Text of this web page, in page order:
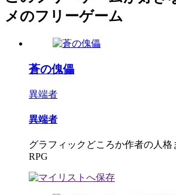
メのフリーゲーム
蒼の傀儡
異端者
異端者
グラフィックどころか作者の人格
RPG